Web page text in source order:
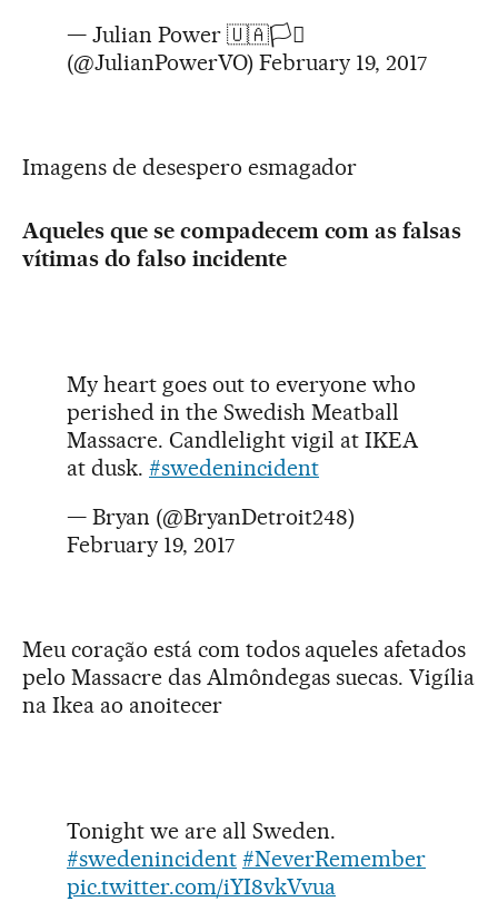
— Julian Power 🇺🇦🏳️‍⚧️
(@JulianPowerVO) February 19, 2017
Imagens de desespero esmagador
Aqueles que se compadecem com as falsas
vítimas do falso incidente
My heart goes out to everyone who
perished in the Swedish Meatball
Massacre. Candlelight vigil at IKEA
at dusk. #swedenincident
— Bryan (@BryanDetroit248)
February 19, 2017
Meu coração está com todos aqueles afetados
pelo Massacre das Almôndegas suecas. Vigília
na Ikea ao anoitecer
Tonight we are all Sweden.
#swedenincident #NeverRemember
pic.twitter.com/iYI8vkVvua